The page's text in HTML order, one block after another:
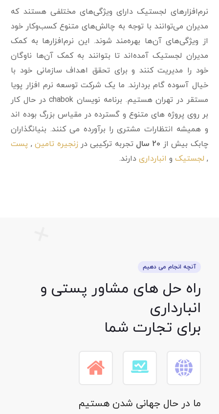
نرم‌افزارهای لجستیک دارای ویژگی‌های مختلفی هستند که
مدیران می‌توانند با توجه به چالش‌های متنوع کسب‌وکار خود
از ویژگی‌های آن‌ها بهره‌مند شوند. این نرم‌افزارها به کمک
مدیران لجستیک آمده‌اند تا بتوانند به کمک آن‌ها ناوگان
خود را مدیریت کنند و برای تحقق اهداف سازمانی خود با
خیال آسوده گام بردارند. ما یک شرکت توسعه نرم افزار پویا
مستقر در تهران هستیم. برنامه نویسان chabok در حال کار
بر روی پروژه های متنوع و گسترده در مقیاس بزرگ بوده اند
و همیشه انتظارات مشتری را برآورده می کنند. بنیانگذاران
چابک بیش از 20 سال تجربه ترکیبی درزنجیره تامین, پست
, لجستیک و انبارداری دارند.
آنچه انجام می دهیم
راه حل های مشاور پستی و
انبارداری
برای تجارت شما
ما در حال جهانی شدن هستیم